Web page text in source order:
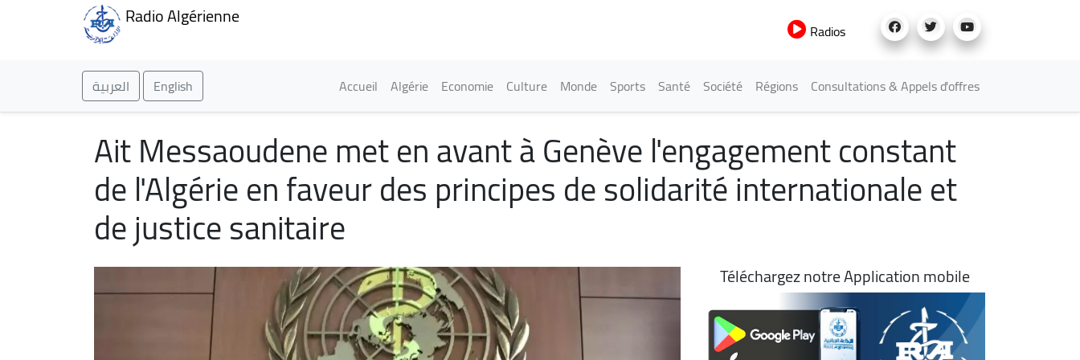
Radio Algérienne
Radios
العربية English Main navigation
Accueil Algérie Economie Culture Monde Sports Santé Société Régions Consultations & Appels d'offres
Ait Messaoudene met en avant à Genève l'engagement constant
de l'Algérie en faveur des principes de solidarité internationale et
de justice sanitaire
Téléchargez notre Application mobile